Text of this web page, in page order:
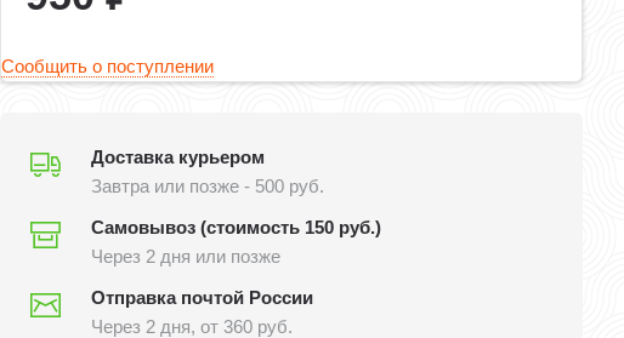
Сообщить о поступлении
Доставка курьером
Завтра или позже - 500 руб.
Самовывоз (стоимость 150 руб.)
Через 2 дня или позже
Отправка почтой России
Через 2 дня, от 360 руб.